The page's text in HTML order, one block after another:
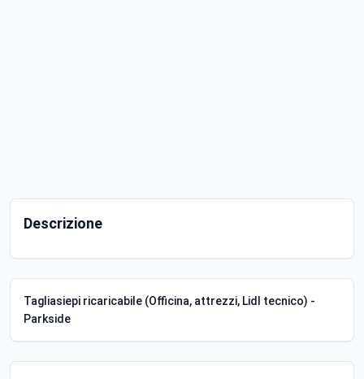
Descrizione
Tagliasiepi ricaricabile (Officina, attrezzi, Lidl tecnico) -
Parkside